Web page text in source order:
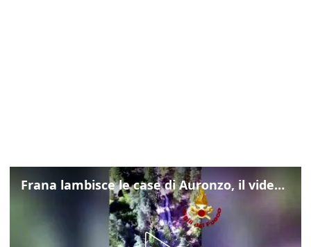
Frana lambisce le case di Auronzo, il video dall'elicottero dei vigili del fuoco